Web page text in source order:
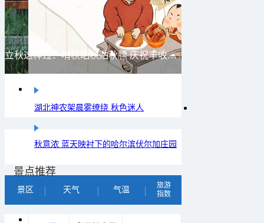
立秋这样过：啃秋晒秋贴秋膘 庆祝丰收迎秋来
湖北神农架晨雾缭绕 秋色迷人
秋意浓 蓝天映衬下的哈尔滨伏尔加庄园
景点推荐
景区 天气 气温
旅游
指数